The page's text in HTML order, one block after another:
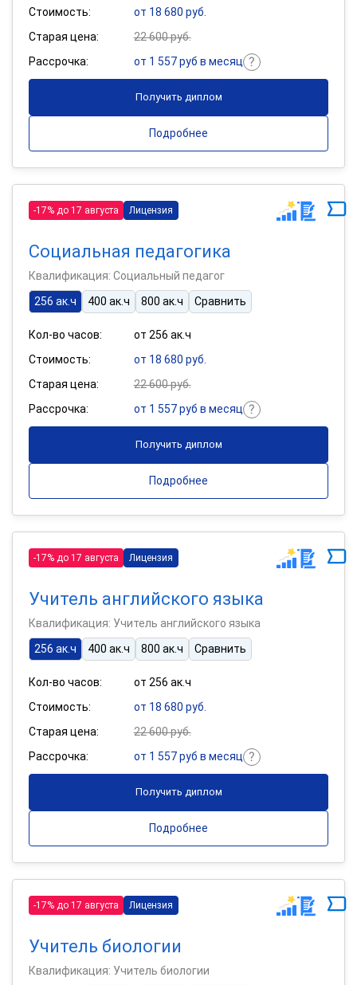
Стоимость:
от 18 680 руб.
Старая цена:
22 600 руб.
Рассрочка:
от 1 557 руб в месяц
Получить диплом
Подробнее
-17% до 17 августа Лицензия
Социальная педагогика
Квалификация: Социальный педагог
256 ак.ч
400 ак.ч 800 ак.ч Сравнить
Кол-во часов:
от 256 ак.ч
Стоимость:
от 18 680 руб.
Старая цена:
22 600 руб.
Рассрочка:
от 1 557 руб в месяц
Получить диплом
Подробнее
-17% до 17 августа Лицензия
Учитель английского языка
Квалификация: Учитель английского языка
256 ак.ч
400 ак.ч 800 ак.ч Сравнить
Кол-во часов:
от 256 ак.ч
Стоимость:
от 18 680 руб.
Старая цена:
22 600 руб.
Рассрочка:
от 1 557 руб в месяц
Получить диплом
Подробнее
-17% до 17 августа Лицензия
Учитель биологии
Квалификация: Учитель биологии